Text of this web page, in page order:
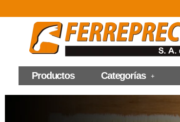
Productos Categorías